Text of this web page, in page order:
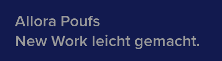
Allora Poufs
New Work leicht gemacht.